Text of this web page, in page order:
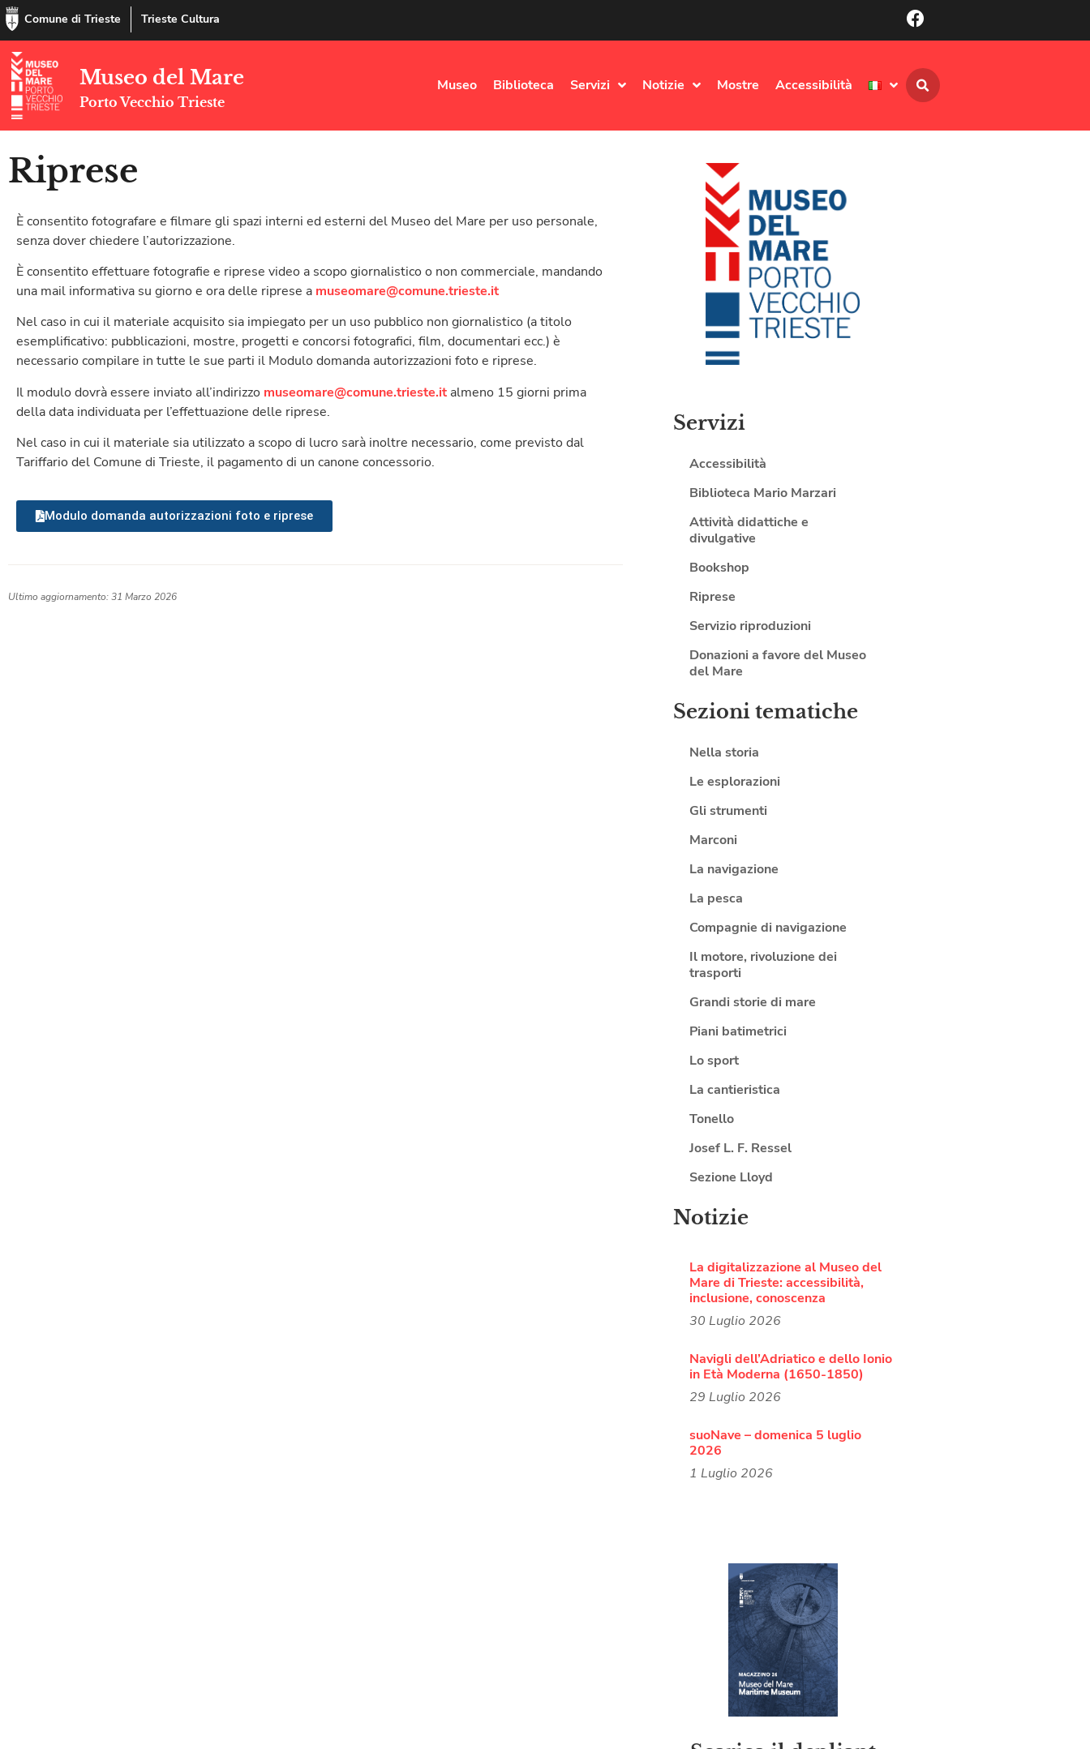
Comune di Trieste Trieste Cultura
Museo del Mare
Porto Vecchio Trieste
Museo Biblioteca Servizi Notizie Mostre Accessibilità
Riprese
È consentito fotografare e filmare gli spazi interni ed esterni del Museo del Mare per uso personale,
senza dover chiedere l’autorizzazione.
È consentito effettuare fotografie e riprese video a scopo giornalistico o non commerciale, mandando
una mail informativa su giorno e ora delle riprese a museomare@comune.trieste.it
Nel caso in cui il materiale acquisito sia impiegato per un uso pubblico non giornalistico (a titolo
esemplificativo: pubblicazioni, mostre, progetti e concorsi fotografici, film, documentari ecc.) è
necessario compilare in tutte le sue parti il Modulo domanda autorizzazioni foto e riprese.
Il modulo dovrà essere inviato all’indirizzo museomare@comune.trieste.it almeno 15 giorni prima
della data individuata per l’effettuazione delle riprese.
Nel caso in cui il materiale sia utilizzato a scopo di lucro sarà inoltre necessario, come previsto dal
Tariffario del Comune di Trieste, il pagamento di un canone concessorio.
Modulo domanda autorizzazioni foto e riprese
Ultimo aggiornamento: 31 Marzo 2026
Servizi
Accessibilità
Biblioteca Mario Marzari
Attività didattiche e
divulgative
Bookshop
Riprese
Servizio riproduzioni
Donazioni a favore del Museo
del Mare
Sezioni tematiche
Nella storia
Le esplorazioni
Gli strumenti
Marconi
La navigazione
La pesca
Compagnie di navigazione
Il motore, rivoluzione dei
trasporti
Grandi storie di mare
Piani batimetrici
Lo sport
La cantieristica
Tonello
Josef L. F. Ressel
Sezione Lloyd
Notizie
La digitalizzazione al Museo del
Mare di Trieste: accessibilità,
inclusione, conoscenza
30 Luglio 2026
Navigli dell’Adriatico e dello Ionio
in Età Moderna (1650-1850)
29 Luglio 2026
suoNave – domenica 5 luglio
2026
1 Luglio 2026